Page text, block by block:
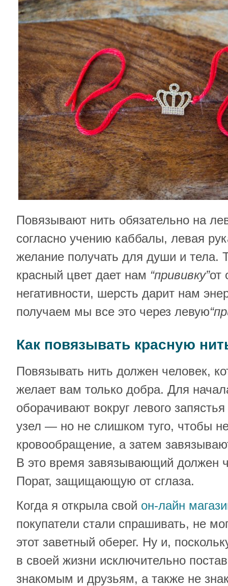
Повязывают нить обязательно на
согласно учению каббалы, левая
желание получать для души и тела.
красный цвет дает нам “прививку”от
негативности, шерсть дарит нам
получаем мы все это через левую
Как повязывать красную
Повязывать нить должен человек,
желает вам только добра. Для
оборачивают вокруг левого
узел — но не слишком туго, чтобы
кровообращение, а затем
В это время завязывающий должен
Порат, защищающую от сглаза.
Когда я открыла свой он-лайн
покупатели стали спрашивать, не
этот заветный оберег. Ну и,
в своей жизни исключительно
знакомым и друзьям, а также не